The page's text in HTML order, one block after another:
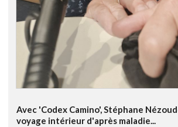
Avec 'Codex Camino', Stéphane
voyage intérieur d'après maladie...